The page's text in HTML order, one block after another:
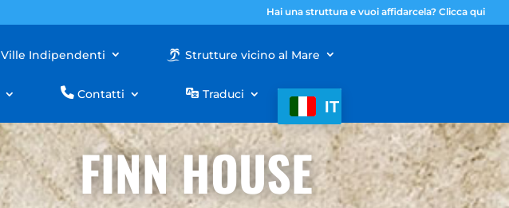
Hai una struttura e vuoi affidarcela? Clicca qui
Ville Indipendenti Strutture vicino al Mare
Contatti Traduci
IT
FINN HOUSE